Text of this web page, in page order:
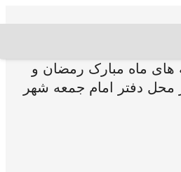
های ماه مبارک رمضان و
دفتر امام جمعه شهر